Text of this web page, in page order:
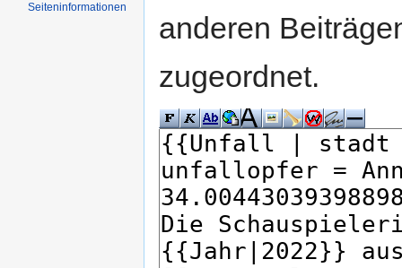
anderen
zugeordnet.
Seiteninformationen